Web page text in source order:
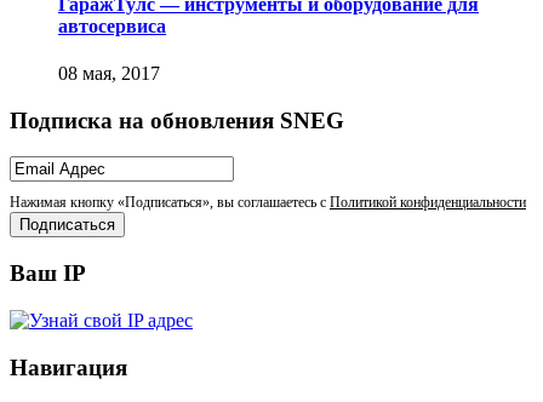
автосервиса
Подписка на обновления SNEG
Нажимая кнопку «Подписаться», вы соглашаетесь с Политикой конфиденциальности
Ваш IP
Навигация